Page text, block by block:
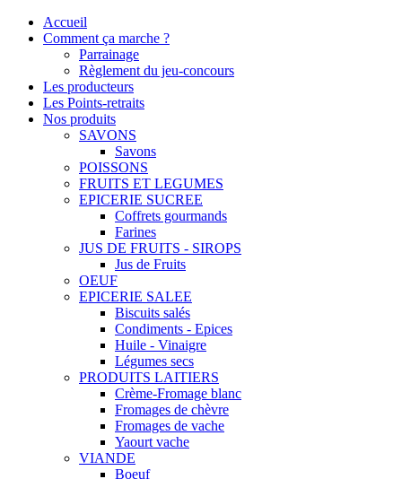
Accueil
Comment ça marche ?
Parrainage
Règlement du jeu-concours
Les producteurs
Les Points-retraits
Nos produits
SAVONS
Savons
POISSONS
FRUITS ET LEGUMES
EPICERIE SUCREE
Coffrets gourmands
Farines
JUS DE FRUITS - SIROPS
Jus de Fruits
OEUF
EPICERIE SALEE
Biscuits salés
Condiments - Epices
Huile - Vinaigre
Légumes secs
PRODUITS LAITIERS
Crème-Fromage blanc
Fromages de chèvre
Fromages de vache
Yaourt vache
VIANDE
Boeuf